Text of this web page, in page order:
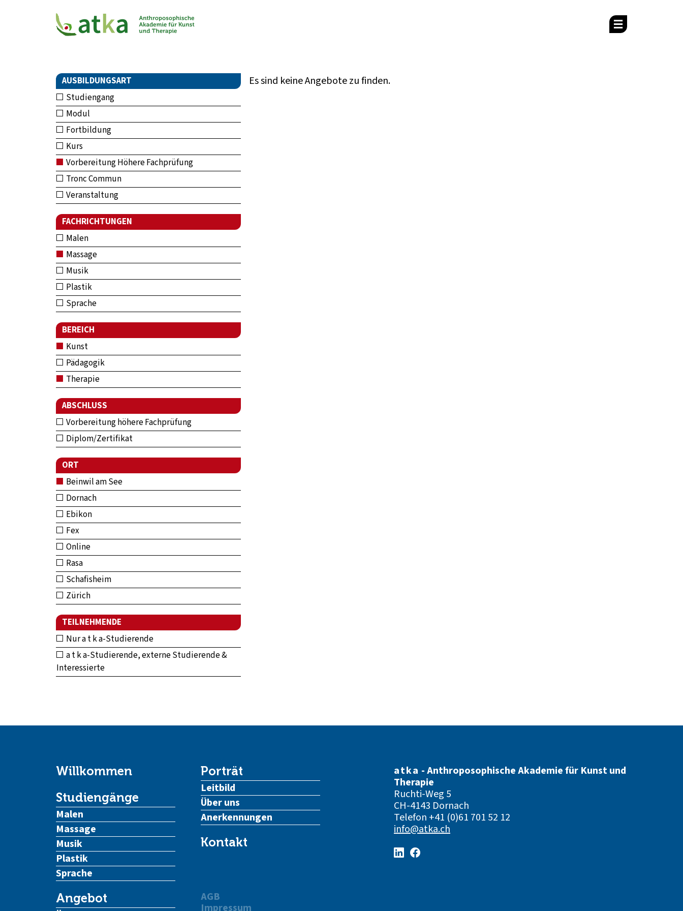
AUSBILDUNGSART
Studiengang
Modul
Fortbildung
Kurs
Vorbereitung Höhere Fachprüfung
Tronc Commun
Veranstaltung
FACHRICHTUNGEN
Malen
Massage
Musik
Plastik
Sprache
BEREICH
Kunst
Pädagogik
Therapie
ABSCHLUSS
Vorbereitung höhere Fachprüfung
Diplom/Zertifikat
ORT
Beinwil am See
Dornach
Ebikon
Fex
Online
Rasa
Schafisheim
Zürich
TEILNEHMENDE
Nur a t k a-Studierende
a t k a-Studierende, externe Studierende &
Interessierte
Es sind keine Angebote zu finden.
Willkommen
Studiengänge
Malen
Massage
Musik
Plastik
Sprache
Angebot
Porträt
Leitbild
Über uns
Anerkennungen
Kontakt
AGB
Impressum
atka - Anthroposophische Akademie für Kunst und
Therapie
Ruchti-Weg 5
CH-4143 Dornach
Telefon +41 (0)61 701 52 12
info@atka.ch